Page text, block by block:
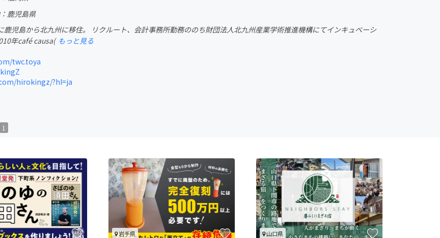
音楽
ゲーム・サービス開発 フード・飲食店
ファッション
チャレンジ
CAMPFIRE for Social Good
鹿児島県
鹿児島から北九州に移住。 リクルート、会計事務所勤務ののち財団法人北九州産業学術推進機構にてインキュベーシ
年café causa( もっと見る
twc.toya
hirokingz/?hl=ja
1
岩手県 山口県